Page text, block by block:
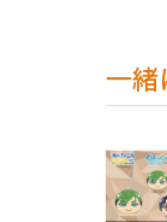
一緒